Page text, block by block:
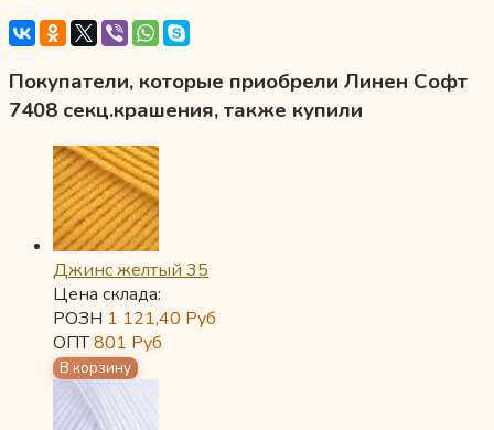
Покупатели, которые приобрели Линен Софт
7408 секц.крашения, также купили
Джинс желтый 35
Цена склада:
РОЗН 1 121,40 Руб
ОПТ801 Руб